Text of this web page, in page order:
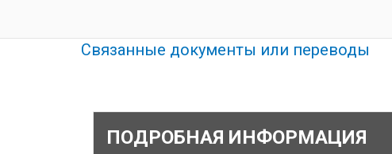
Связанные документы или переводы
ПОДРОБНАЯ ИНФОРМАЦИЯ